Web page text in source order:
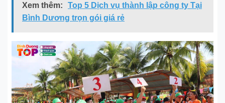
Xem thêm:
Top 5 Dịch vụ thành lập công ty Tại
Bình Dương trọn gói giá rẻ